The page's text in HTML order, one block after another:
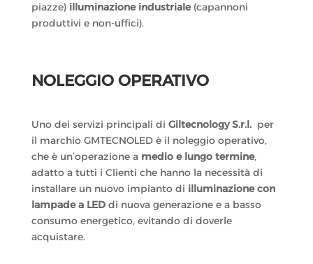
piazze) illuminazione industriale(capannoni
produttivi e non-uffici).
NOLEGGIO OPERATIVO
Uno dei servizi principali di Giltecnology S.r.l.per
il marchio GMTECNOLED è il noleggio operativo,
che è un’operazione a medio e lungo termine,
adatto a tutti i Clienti che hanno la necessità di
installare un nuovo impianto di illuminazione con
lampade a LEDdi nuova generazione e a basso
consumo energetico, evitando di doverle
acquistare.